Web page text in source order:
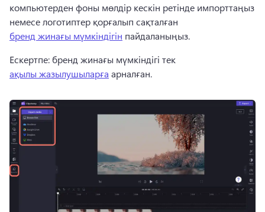
компьютерден фоны мөлдір кескін ретінде импорттаңыз
немесе логотиптер қорғалып сақталған
бренд жинағы мүмкіндігін пайдаланыңыз.
Ескертпе: бренд жинағы мүмкіндігі тек
ақылы жазылушыларға арналған.